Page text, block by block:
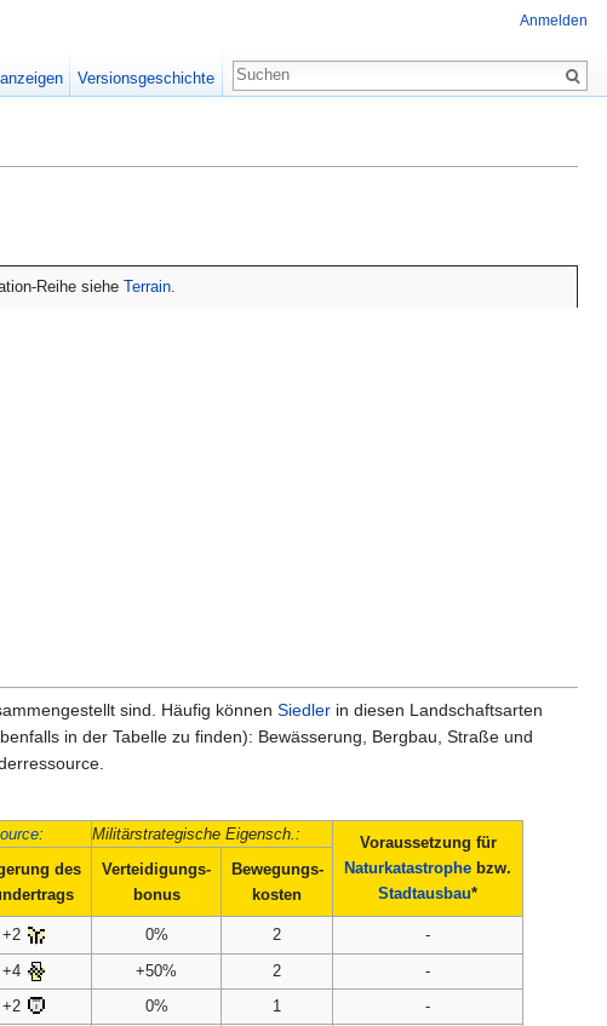
Reihe siehe Terrain.
sind. Häufig können Siedler in diesen Landschaftsarten
in der Tabelle zu finden): Bewässerung, Bergbau, Straße und
: Militärstrategische Eigensch.:
Voraussetzung für
Naturkatastrophe bzw.
Stadtausbau*
des
Verteidigungs-
bonus
Bewegungs-
kosten
+2 0% 2
-
+4 +50% 2
-
+2 0% 1 -
Anmelden
Versionsgeschichte